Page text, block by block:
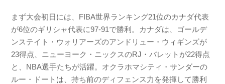
b
o
o
k
e
まず大会初日には、FIBA世界ランキング21位のカナダ代表
が6位のギリシャ代表に97-91で勝利。カナダは、ゴールデ
ンステイト・ウォリアーズのアンドリュー・ウィギンズが
23得点、ニューヨーク・ニックスのRJ・バレットが22得点
と、NBA選手たちが活躍。オクラホマシティ・サンダーの
ルー・ドートは、持ち前のディフェンス力を発揮して勝利